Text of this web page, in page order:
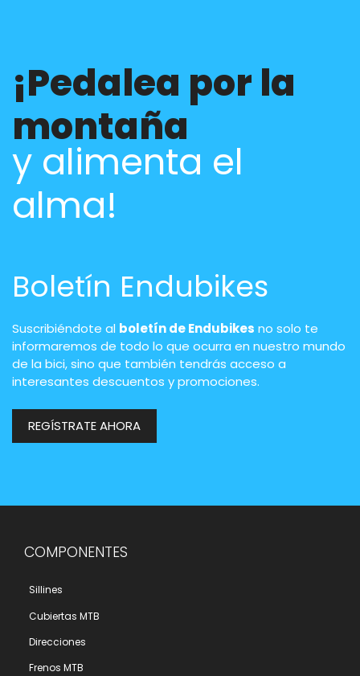
¡Pedalea por la
montaña
y alimenta el
alma!
Boletín Endubikes
Suscribiéndote al boletín de Endubikes no solo te
informaremos de todo lo que ocurra en nuestro mundo
de la bici, sino que también tendrás acceso a
interesantes descuentos y promociones.
REGÍSTRATE AHORA
COMPONENTES
Sillines
Cubiertas MTB
Direcciones
Frenos MTB